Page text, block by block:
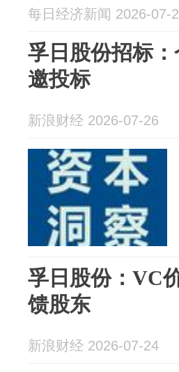
每日经济新闻 2026-07-
孚日股份招标
邀投标
新浪财经 2026-07-26
孚日股份：VC
馈股东
新浪财经 2026-07-24